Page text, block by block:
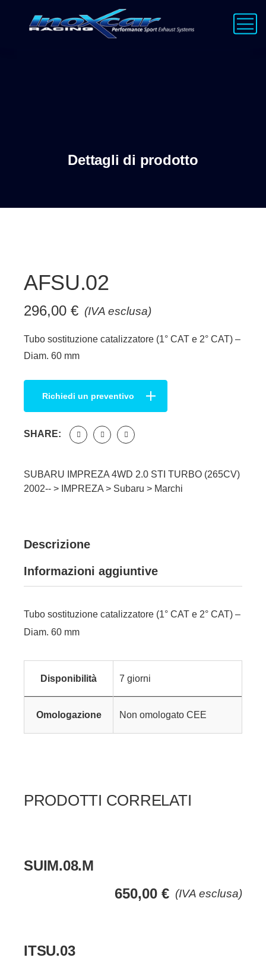
Dettagli di prodotto
AFSU.02
(IVA esclusa)
296,00 €
Tubo sostituzione catalizzatore (1° CAT e 2° CAT) –
Diam. 60 mm
Richiedi un preventivo
SHARE:
SUBARU IMPREZA 4WD 2.0 STI TURBO (265CV)
2002-- > IMPREZA > Subaru > Marchi
Descrizione
Informazioni aggiuntive
Tubo sostituzione catalizzatore (1° CAT e 2° CAT) –
Diam. 60 mm
Disponibilità 7 giorni
Omologazione Non omologato CEE
PRODOTTI CORRELATI
SUIM.08.M
(IVA esclusa)
650,00 €
ITSU.03